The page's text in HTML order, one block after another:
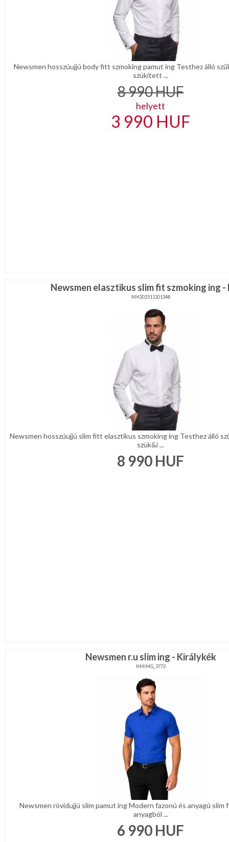
Newsmen hosszúujjú body fitt szmoking pamut ing Testhez álló
szükített ...
8 990HUF
helyett
3 990 HUF
Newsmen elasztikus slim fit szmoking ing -
NM202511201348
Newsmen hosszúujjú slim fitt elasztikus szmoking ing Testhez álló
szük&i ...
8 990 HUF
Newsmen r.u slim ing - Királykék
NMIMG_3772
Newsmen rövidujjú slim pamut ing Modern fazonú és anyagú slim
anyagból ...
6 990 HUF